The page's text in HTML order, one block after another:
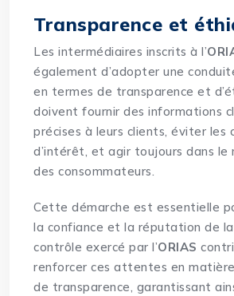
Transparence et
Les intermédiaires inscrits à l’
également d’adopter une
en termes de transparence et
doivent fournir des informations
précises à leurs clients, éviter les
d’intérêt, et agir toujours dans le
des consommateurs.
Cette démarche est essentielle
la confiance et la réputation de
contrôle exercé par l’ORIAS
renforcer ces attentes en
de transparence, garantissant